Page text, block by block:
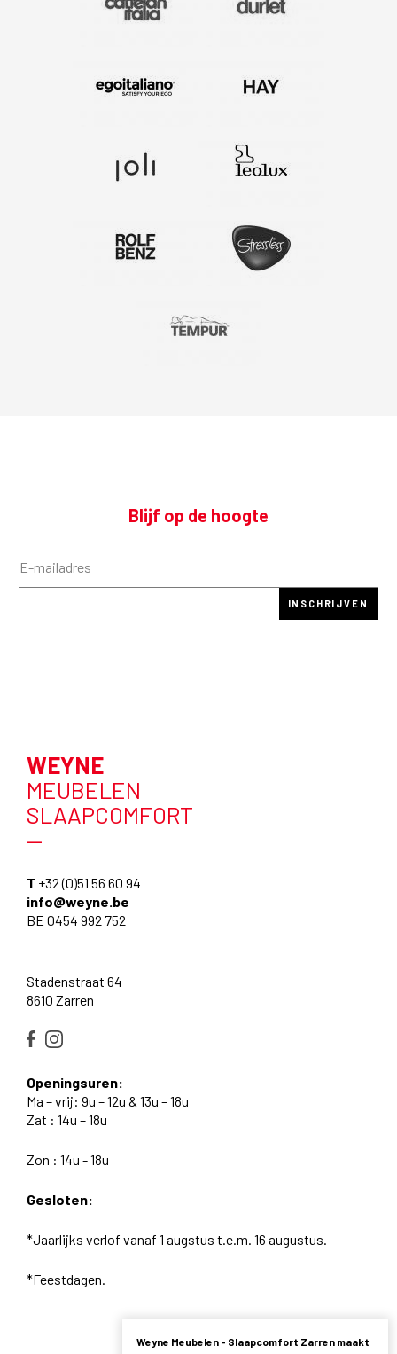
Blijf op de hoogte
WEYNE
MEUBELEN
SLAAPCOMFORT
—
T +32 (0)51 56 60 94
info@weyne.be
BE 0454 992 752
Stadenstraat 64
8610 Zarren
Openingsuren:
Ma – vrij: 9u – 12u & 13u – 18u
Zat : 14u – 18u
Zon : 14u - 18u
Gesloten:
*Jaarlijks verlof vanaf 1 augstus t.e.m. 16 augustus.
*Feestdagen.
Weyne Meubelen - Slaapcomfort Zarren maakt